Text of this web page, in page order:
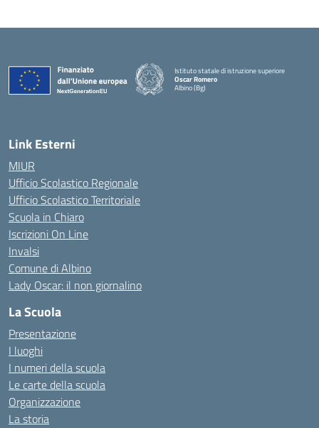
Istituto statale di istruzione superiore
Oscar Romero
Albino (Bg)
Link Esterni
MIUR
Ufficio Scolastico Regionale
Ufficio Scolastico Territoriale
Scuola in Chiaro
Iscrizioni On Line
Invalsi
Comune di Albino
Lady Oscar: il non giornalino
La Scuola
Presentazione
I luoghi
I numeri della scuola
Le carte della scuola
Organizzazione
La storia